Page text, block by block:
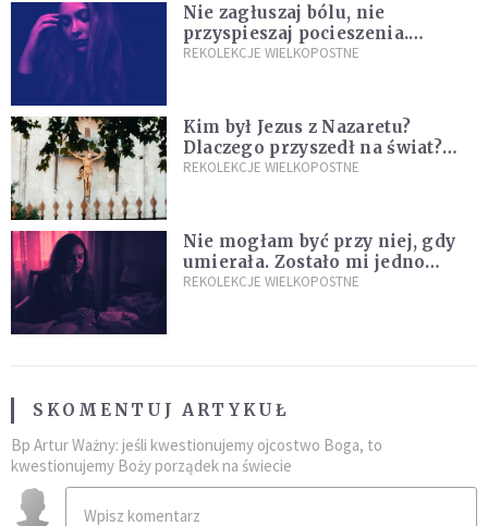
Nie zagłuszaj bólu, nie
przyspieszaj pocieszenia.
Przyjmij ciszę zamiast rzucać się
REKOLEKCJE WIELKOPOSTNE
Kim był Jezus z Nazaretu?
Dlaczego przyszedł na świat?
I dlaczego umarł?
REKOLEKCJE WIELKOPOSTNE
Nie mogłam być przy niej, gdy
umierała. Zostało mi jedno
wspomnienie [Siedem Boleści]
REKOLEKCJE WIELKOPOSTNE
SKOMENTUJ ARTYKUŁ
Bp Artur Ważny: jeśli kwestionujemy ojcostwo Boga, to
kwestionujemy Boży porządek na świecie